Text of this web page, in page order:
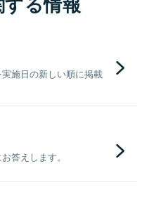
施日の新しい順に掲載
答えします。